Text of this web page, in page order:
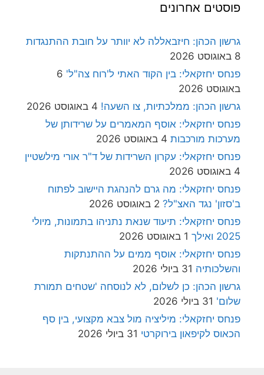
פוסטים אחרונים
גרשון הכהן: חיזבאללה לא יוותר על חובת ההתנגדות
8 באוגוסט 2026
פנחס יחזקאלי: בין הקוד האתי ל'רוח צה"ל' 6
באוגוסט 2026
גרשון הכהן: ממלכתיות, צו השעה! 4 באוגוסט 2026
פנחס יחזקאלי: אוסף המאמרים על שרידותן של
מערכות מורכבות 4 באוגוסט 2026
פנחס יחזקאלי: עקרון השרידות של ד"ר אורי מילשטיין
4 באוגוסט 2026
פנחס יחזקאלי: מה גרם להנהגת היישוב לפתוח
ב'סזון' נגד האצ"ל? 2 באוגוסט 2026
פנחס יחזקאלי: תיעוד שנאת נתניהו בתמונות, מיולי
2025 ואילך
1 באוגוסט 2026
פנחס יחזקאלי: אוסף ממים על ההתנתקות
והשלכותיה 31 ביולי 2026
גרשון הכהן: כן לשלום, לא לנוסחה 'שטחים תמורת
שלום' 31 ביולי 2026
פנחס יחזקאלי: מיליציה מול צבא מקצועי, בין סף
הכאוס לקיפאון בירוקרטי 31 ביולי 2026